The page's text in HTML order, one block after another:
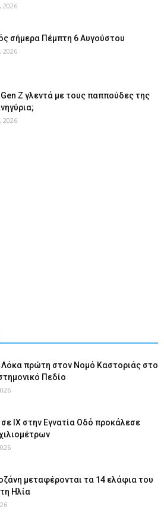
2026
σήμερα Πέμπτη 6 Αυγούστου
2026
Gen Z γλεντά με τους παππούδες της
2026
Λόκα πρώτη στον Νομό Καστοριάς στο
Πεδίο
ΙΧ στην Εγνατία Οδό προκάλεσε
μεταφέρονται τα 14 ελάφια του
Ηλία